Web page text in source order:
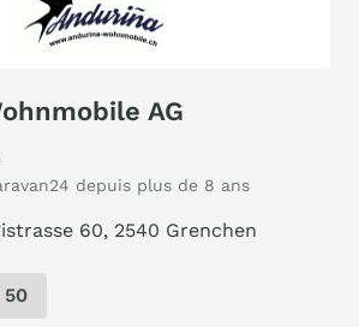
AG
depuis plus de 8 ans
60, 2540 Grenchen
50